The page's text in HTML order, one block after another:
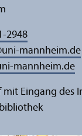
2948
uni-mannheim.de
mannheim.de